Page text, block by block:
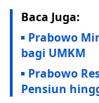
Baca Juga:
Prabowo
bagi UMKM
Prabowo
Pensiun